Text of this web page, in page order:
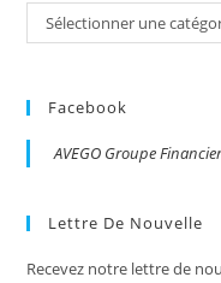
Categories
Sélectionner une
Facebook
AVEGO Groupe
Lettre De Nouvelle
Recevez notre lettre de